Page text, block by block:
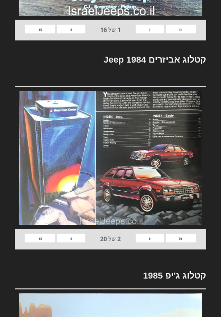
«
‹
1 של16
›
»
קטלוג אביזרים Jeep 1984
«
‹
2של20
›
»
קטלוג ג'יפ 1985